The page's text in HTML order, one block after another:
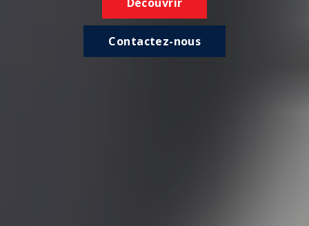
Contactez-nous